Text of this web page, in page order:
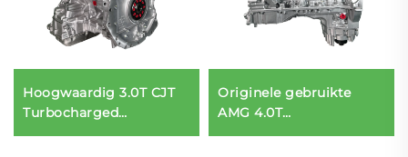
Hoogwaardig 3.0T CJT
Turbocharged
Motorcompleet voor
Originele gebruikte
AMG 4.0T
Motorcombinatie